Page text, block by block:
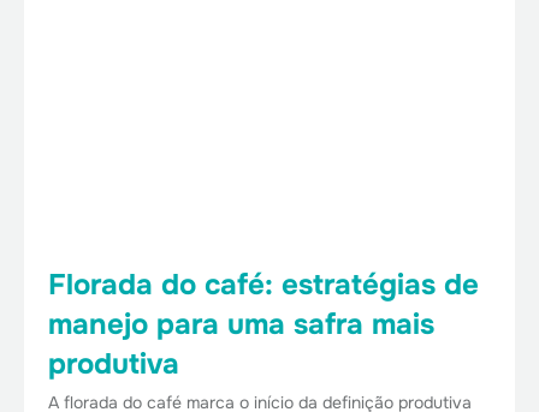
Florada do café: estratégias de
manejo para uma safra mais
produtiva
A florada do café marca o início da definição produtiva